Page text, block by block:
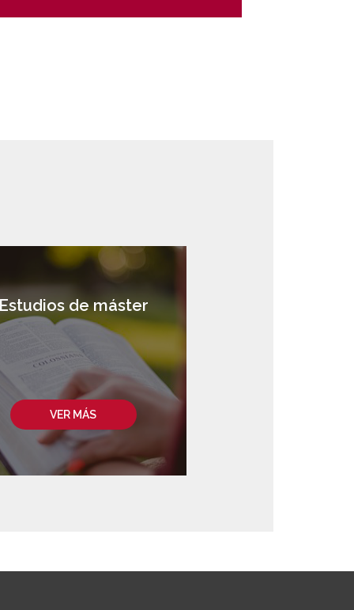
VER MÁS
Estudios de máster